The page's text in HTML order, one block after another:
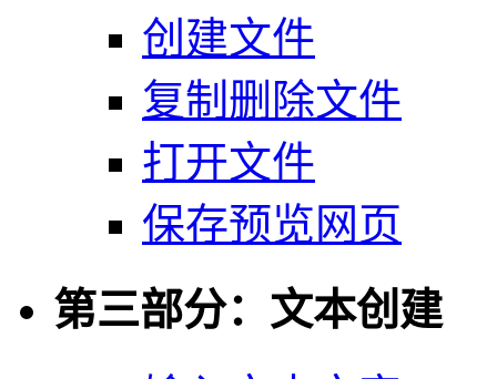
创建文件
复制删除文件
打开文件
保存预览网页
第三部分：文本创建